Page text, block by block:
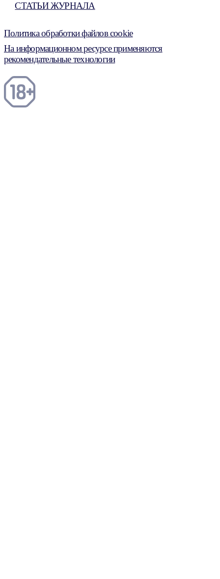
СТАТЬИ ЖУРНАЛА
Политика обработки файлов cookie
На информационном ресурсе применяются
рекомендательные технологии